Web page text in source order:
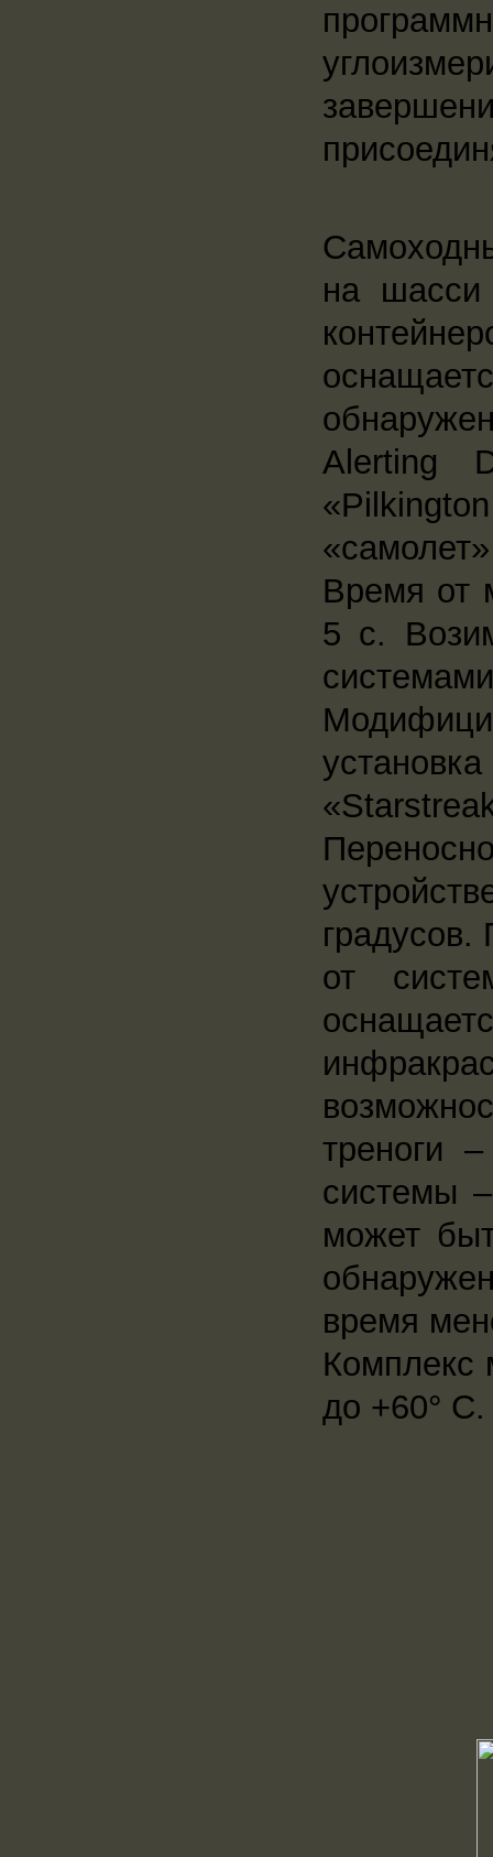
на шасси
Alerting
Время от
5 с.
градусов.
от
треноги
системы
может
время
Комплекс
до +60° С.